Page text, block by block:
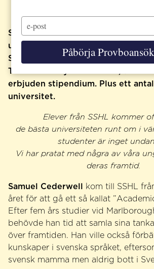
Samuel har blivit erbjuden plats på
universitet som han sökt till inför
Syracuse i New York, Penn State
The University of Vermont, där han
erbjuden stipendium. Plus ett
universitet.
Elever från SSHL kommer
de bästa universiteten runt om i
studenter är inget
Vi har pratat med några av våra
deras framtid.
Samuel Cederwell kom till SSHL
året för att gå ett så kallat
Efter fem års studier vid
behövde han tid att samla sina
över framtiden. Han ville också
kunskaper i svenska språket,
svensk mamma men aldrig bott i
your
email
Påbörja